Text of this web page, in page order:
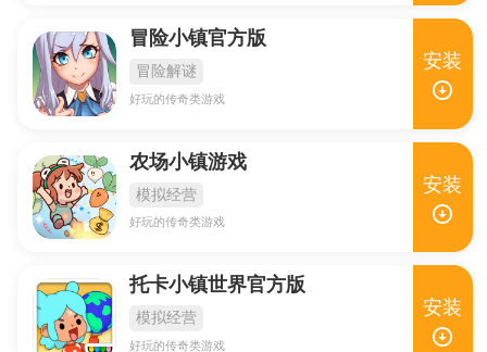
冒险小镇官方版
冒险解谜
好玩的传奇类游戏
安装
农场小镇游戏
模拟经营
好玩的传奇类游戏
安装
托卡小镇世界官方版
模拟经营
好玩的传奇类游戏
安装